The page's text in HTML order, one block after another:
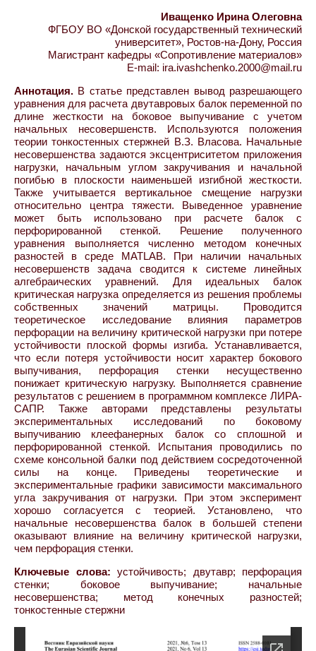
Иващенко Ирина Олеговна
ФГБОУ ВО «Донской государственный технический
университет», Ростов-на-Дону, Россия
Магистрант кафедры «Сопротивление материалов»
E-mail: ira.ivashchenko.2000@mail.ru
Аннотация. В статье представлен вывод разрешающего
уравнения для расчета двутавровых балок переменной по
длине жесткости на боковое выпучивание с учетом
начальных несовершенств. Используются положения
теории тонкостенных стержней В.З. Власова. Начальные
несовершенства задаются эксцентриситетом приложения
нагрузки, начальным углом закручивания и начальной
погибью в плоскости наименьшей изгибной жесткости.
Также учитывается вертикальное смещение нагрузки
относительно центра тяжести. Выведенное уравнение
может быть использовано при расчете балок с
перфорированной стенкой. Решение полученного
уравнения выполняется численно методом конечных
разностей в среде MATLAB. При наличии начальных
несовершенств задача сводится к системе линейных
алгебраических уравнений. Для идеальных балок
критическая нагрузка определяется из решения проблемы
собственных значений матрицы. Проводится
теоретическое исследование влияния параметров
перфорации на величину критической нагрузки при потере
устойчивости плоской формы изгиба. Устанавливается,
что если потеря устойчивости носит характер бокового
выпучивания, перфорация стенки несущественно
понижает критическую нагрузку. Выполняется сравнение
результатов с решением в программном комплексе ЛИРА-
САПР. Также авторами представлены результаты
экспериментальных исследований по боковому
выпучиванию клеефанерных балок со сплошной и
перфорированной стенкой. Испытания проводились по
схеме консольной балки под действием сосредоточенной
силы на конце. Приведены теоретические и
экспериментальные графики зависимости максимального
угла закручивания от нагрузки. При этом эксперимент
хорошо согласуется с теорией. Установлено, что
начальные несовершенства балок в большей степени
оказывают влияние на величину критической нагрузки,
чем перфорация стенки.
Ключевые слова: устойчивость; двутавр; перфорация
стенки; боковое выпучивание; начальные
несовершенства; метод конечных разностей;
тонкостенные стержни